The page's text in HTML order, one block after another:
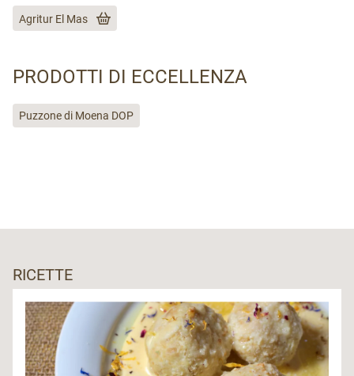
Agritur El Mas
PRODOTTI DI ECCELLENZA
Puzzone di Moena DOP
RICETTE